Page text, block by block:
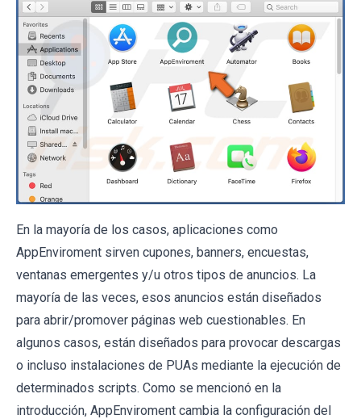
En la mayoría de los casos, aplicaciones como
AppEnviroment sirven cupones, banners, encuestas,
ventanas emergentes y/u otros tipos de anuncios. La
mayoría de las veces, esos anuncios están diseñados
para abrir/promover páginas web cuestionables. En
algunos casos, están diseñados para provocar descargas
o incluso instalaciones de PUAs mediante la ejecución de
determinados scripts. Como se mencionó en la
introducción, AppEnviroment cambia la configuración del